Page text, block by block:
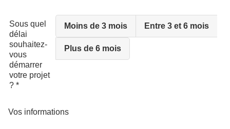
Sous quel
délai
souhaitez-
vous
démarrer
votre projet
? *
Moins de 3 mois Entre 3 et 6 mois
Plus de 6 mois
Vos informations